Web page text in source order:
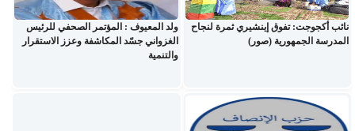
نائب أكجوجت: تفوق إينشيري ثمرة لنجاح
المدرسة الجمهورية (صور)
ولد المعيوف : المؤتمر الصحفي للرئيس
الغزواني جسّد المكاشفة وعزز الاستقرار
والتنمية